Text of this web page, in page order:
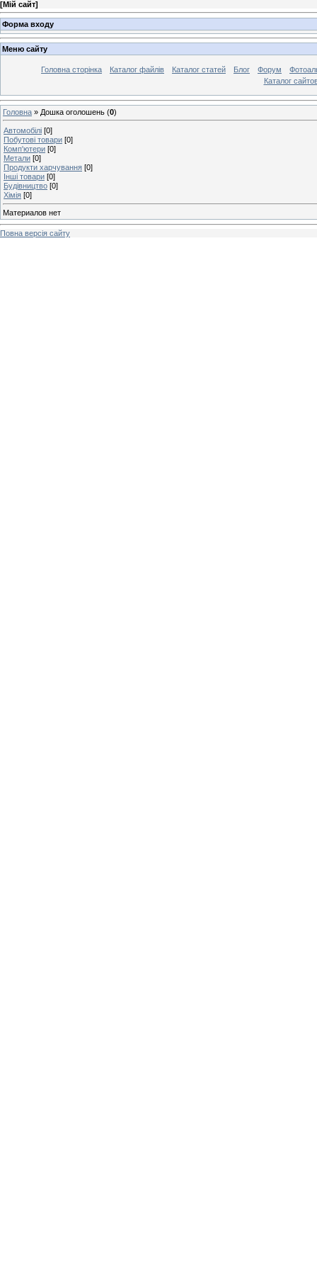
[Мій сайт]
Форма входу
Меню сайту
Головна сторінка Каталог файлів Каталог статей Блог Форум
Каталог
Головна » Дошка оголошень (0)
Автомобілі [0]
Побутові товари [0]
Комп'ютери [0]
Метали [0]
Продукти харчування [0]
Інші товари [0]
Будівництво [0]
Хімія [0]
Материалов нет
Повна версія сайту